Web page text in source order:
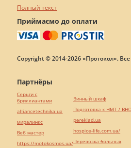
Полный текст
Приймаємо до оплати
Copyright © 2014-2026 «Протокол».
Партнёры
Серьги с
бриллиантами
alliancetechnika.ua
миралинкс
Веб мастер
https://motokosmos.ua/
Винный шкаф
Подготовка к НМТ / ВНО
pereklad.ua
hospice-life.com.ua/
Перевозка больных